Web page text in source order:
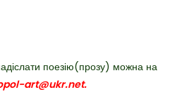
поезію(прозу) можна на
art@ukr.net.